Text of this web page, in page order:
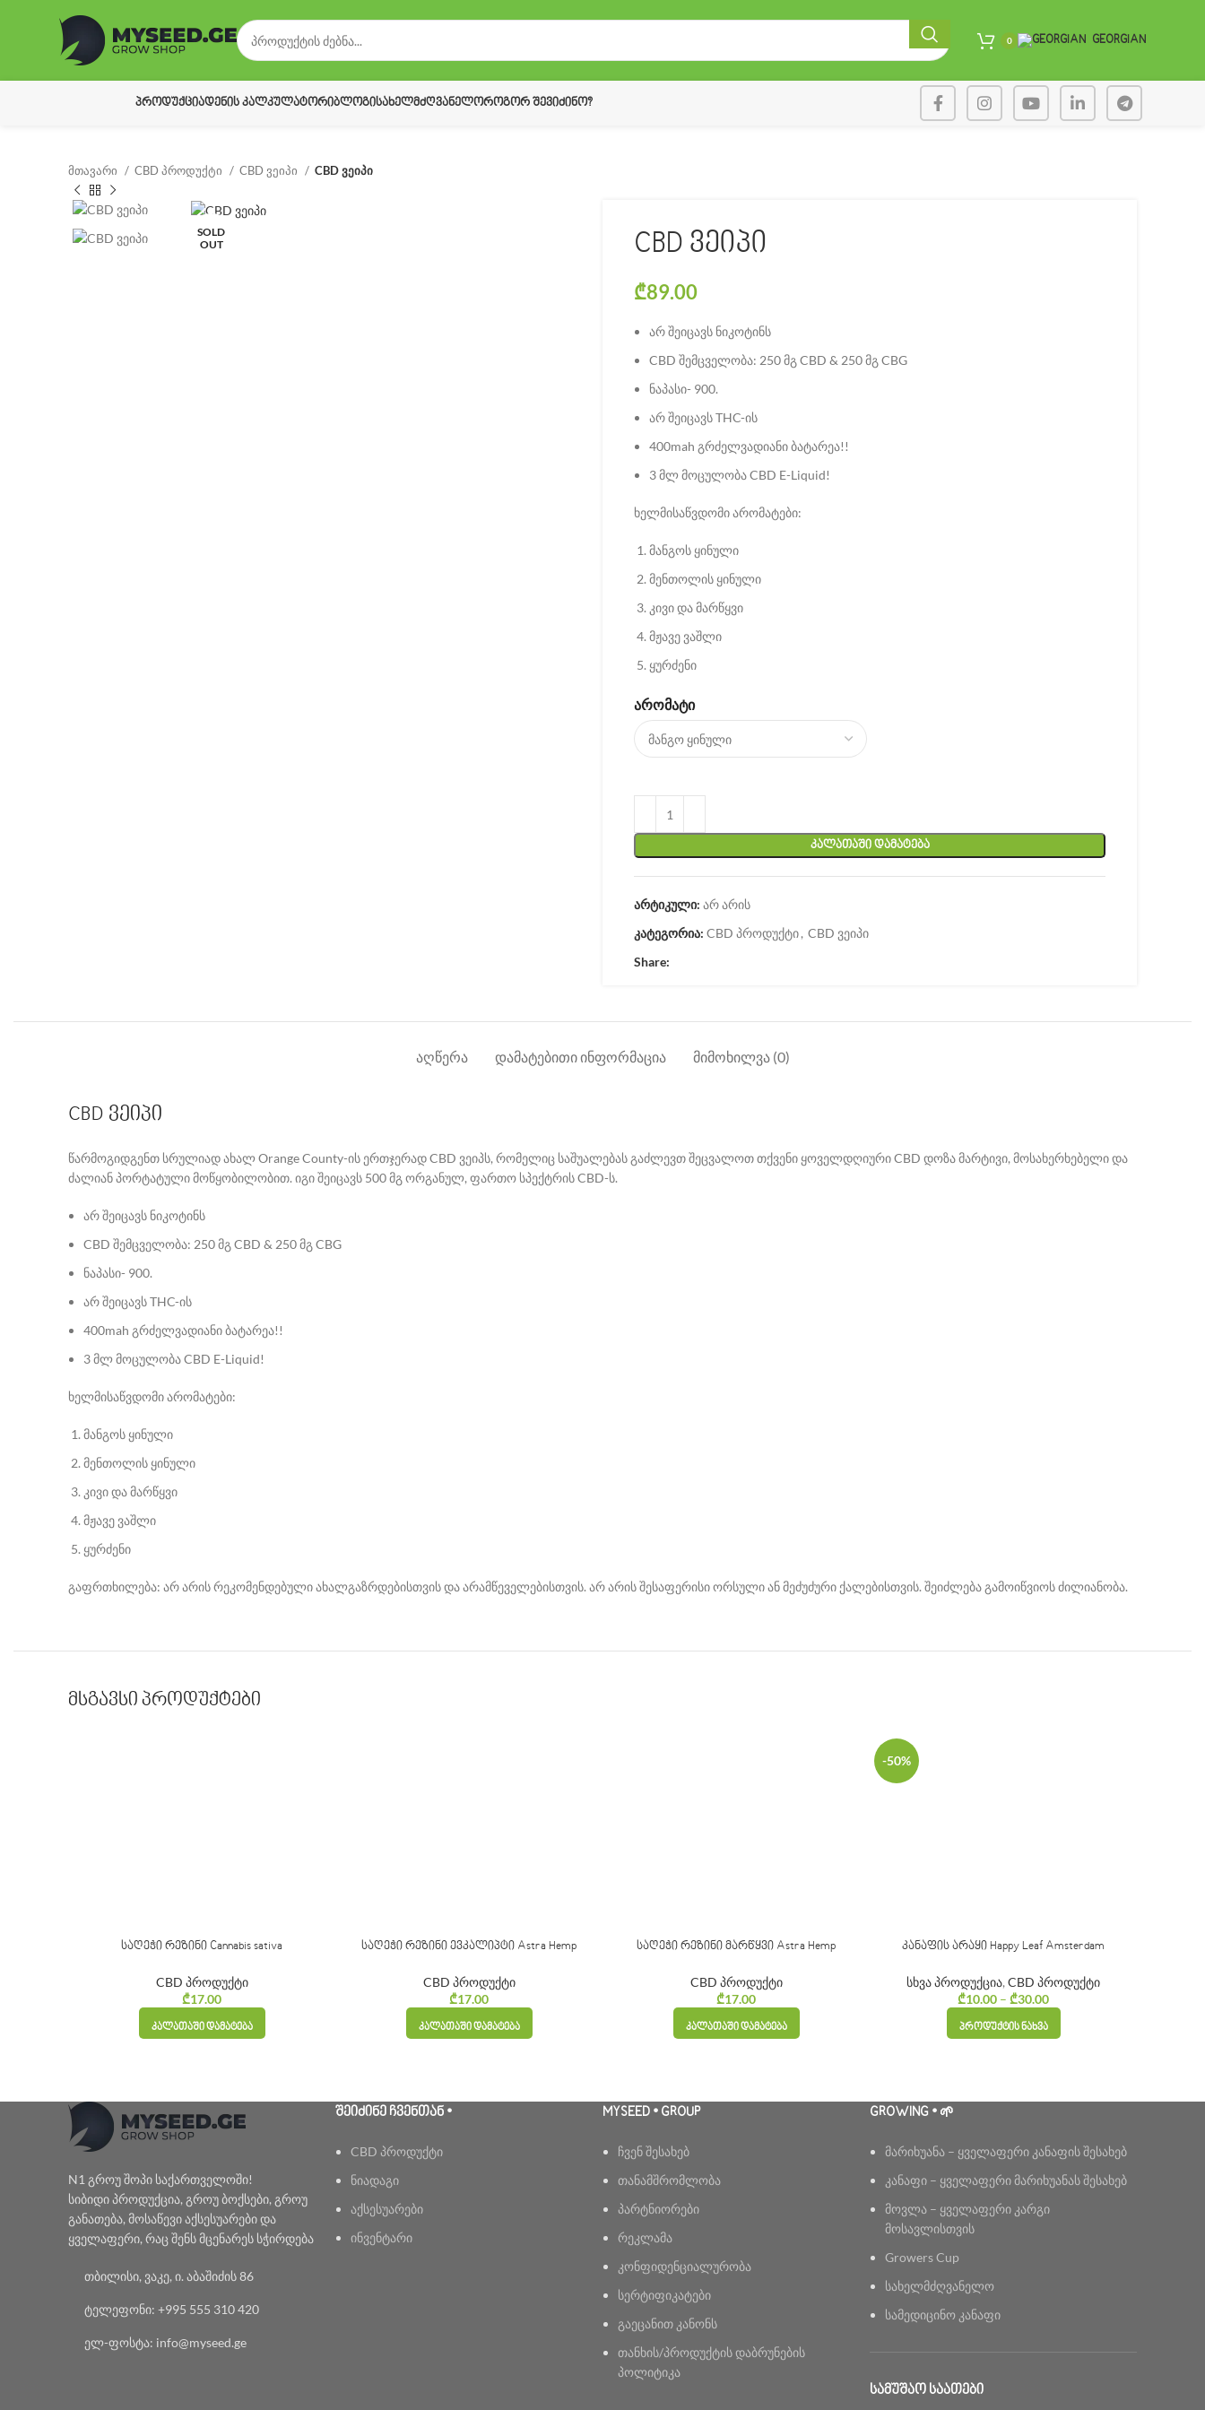
0 GEORGIAN
ᲞᲠᲝᲓᲣᲥᲪᲘᲐᲓᲔᲜᲘᲡ ᲙᲐᲚᲙᲣᲚᲐᲢᲝᲠᲘᲑᲚᲝᲒᲘᲡᲐᲮᲔᲚᲛᲫᲦᲕᲐᲜᲔᲚᲝᲠᲝᲒᲝᲠ ᲨᲔᲕᲘᲫᲘᲜᲝ?
მთავარი CBD პროდუქტი CBD ვეიპი CBD ვეიპი
SOLD
OUT
CBD ვეიპი
₾89.00
არ შეიცავს ნიკოტინს
CBD შემცველობა: 250 მგ CBD & 250 მგ CBG
ნაპასი- 900.
არ შეიცავს THC-ის
400mah გრძელვადიანი ბატარეა!!
3 მლ მოცულობა CBD E-Liquid!
ხელმისაწვდომი არომატები:
მანგოს ყინული
მენთოლის ყინული
კივი და მარწყვი
მჟავე ვაშლი
ყურძენი
ᲐᲠᲝᲛᲐᲢᲘ
ᲙᲐᲚᲐᲗᲐᲨᲘ ᲓᲐᲛᲐᲢᲔᲑᲐ
არტიკული: არ არის
კატეგორია: CBD პროდუქტი, CBD ვეიპი
Share:
ᲐᲦᲬᲔᲠᲐ ᲓᲐᲛᲐᲢᲔᲑᲘᲗᲘ ᲘᲜᲤᲝᲠᲛᲐᲪᲘᲐ ᲛᲘᲛᲝᲮᲘᲚᲕᲐ (0)
CBD ვეიპი
წარმოგიდგენთ სრულიად ახალ Orange County-ის ერთჯერად CBD ვეიპს, რომელიც საშუალებას გაძლევთ შეცვალოთ თქვენი ყოველდღიური CBD დოზა მარტივი, მოსახერხებელი და
ძალიან პორტატული მოწყობილობით. იგი შეიცავს 500 მგ ორგანულ, ფართო სპექტრის CBD-ს.
არ შეიცავს ნიკოტინს
CBD შემცველობა: 250 მგ CBD & 250 მგ CBG
ნაპასი- 900.
არ შეიცავს THC-ის
400mah გრძელვადიანი ბატარეა!!
3 მლ მოცულობა CBD E-Liquid!
ხელმისაწვდომი არომატები:
მანგოს ყინული
მენთოლის ყინული
კივი და მარწყვი
მჟავე ვაშლი
ყურძენი
გაფრთხილება: არ არის რეკომენდებული ახალგაზრდებისთვის და არამწეველებისთვის. არ არის შესაფერისი ორსული ან მეძუძური ქალებისთვის. შეიძლება გამოიწვიოს ძილიანობა.
მსგავსი პროდუქტები
საღეჭი რეზინი Cannabis sativa
CBD პროდუქტი
₾17.00
ᲙᲐᲚᲐᲗᲐᲨᲘ ᲓᲐᲛᲐᲢᲔᲑᲐ
საღეჭი რეზინი ევკალიპტი Astra Hemp
CBD პროდუქტი
₾17.00
ᲙᲐᲚᲐᲗᲐᲨᲘ ᲓᲐᲛᲐᲢᲔᲑᲐ
საღეჭი რეზინი მარწყვი Astra Hemp
CBD პროდუქტი
₾17.00
ᲙᲐᲚᲐᲗᲐᲨᲘ ᲓᲐᲛᲐᲢᲔᲑᲐ
-50%
კანაფის არაყი Happy Leaf Amsterdam
სხვა პროდუქცია, CBD პროდუქტი
₾10.00 – ₾30.00
ᲞᲠᲝᲓᲣᲥᲢᲘᲡ ᲜᲐᲮᲕᲐ
N1 გროუ შოპი საქართველოში!
სიბიდი პროდუქცია, გროუ ბოქსები, გროუ
განათება, მოსაწევი აქსესუარები და
ყველაფერი, რაც შენს მცენარეს სჭირდება
თბილისი, ვაკე, ი. აბაშიძის 86
ტელეფონი: +995 555 310 420
ელ-ფოსტა: info@myseed.ge
ᲨᲔᲘᲫᲘᲜᲔ ᲩᲕᲔᲜᲗᲐᲜ •
CBD პროდუქტი
ნიადაგი
აქსესუარები
ინვენტარი
MYSEED • GROUP
ჩვენ შესახებ
თანამშრომლობა
პარტნიორები
რეკლამა
კონფიდენციალურობა
სერტიფიკატები
გაეცანით კანონს
თანხის/პროდუქტის დაბრუნების
პოლიტიკა
GROWING • 🌱
მარიხუანა – ყველაფერი კანაფის შესახებ
კანაფი – ყველაფერი მარიხუანას შესახებ
მოვლა – ყველაფერი კარგი
მოსავლისთვის
Growers Cup
სახელმძღვანელო
სამედიცინო კანაფი
ᲡᲐᲛᲣᲨᲐᲝ ᲡᲐᲐᲗᲔᲑᲘ